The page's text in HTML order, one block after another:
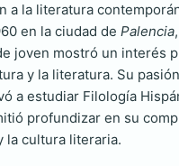
a la literatura
en la ciudad de Palencia
joven mostró un interés
y la literatura. Su
a estudiar Filología
profundizar en su
la cultura literaria.